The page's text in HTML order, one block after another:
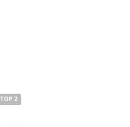
TOP 2